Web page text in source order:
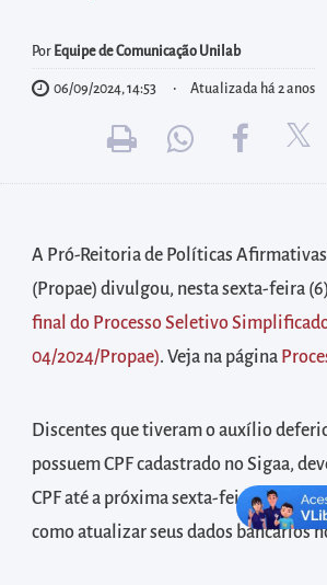
Acessar
diretamente
para
buscas
internas
Acessar
diretamente
no
rodapé
Por Equipe de Comunicação Unilab
06/09/2024, 14:53 Atualizada há 2 anos
A Pró-Reitoria de Políticas
(Propae) divulgou, nesta sexta-feira
final do Processo Seletivo
04/2024/Propae). Veja na página
Discentes que tiveram o auxílio
possuem CPF cadastrado no Sigaa,
CPF até a próxima sexta-feira, 13 de
como atualizar seus dados bancários